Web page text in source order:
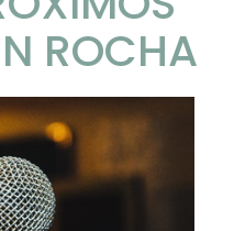
ROCHA